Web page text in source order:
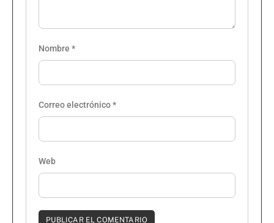
Nombre *
Correo electrónico*
Web